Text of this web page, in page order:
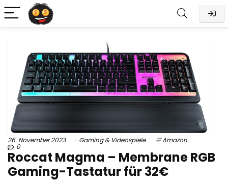
26. November 2023 Gaming & Videospiele Amazon
0
Roccat Magma – Membrane RGB
Gaming-Tastatur für 32€